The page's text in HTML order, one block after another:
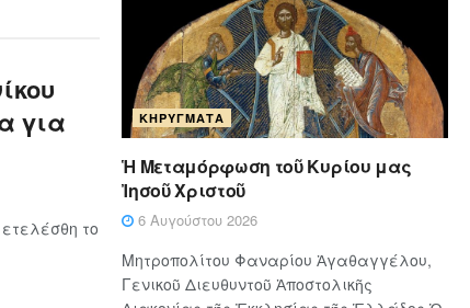
για
το
ΚΗΡΎΓΜΑΤΑ
Ἡ Μεταμόρφωση τοῦ Κυρίου μας
Ἰησοῦ Χριστοῦ
6 Αυγούστου 2026
Μητροπολίτου Φαναρίου Ἀγαθαγγέλου,
Γενικοῦ Διευθυντοῦ Ἀποστολικῆς